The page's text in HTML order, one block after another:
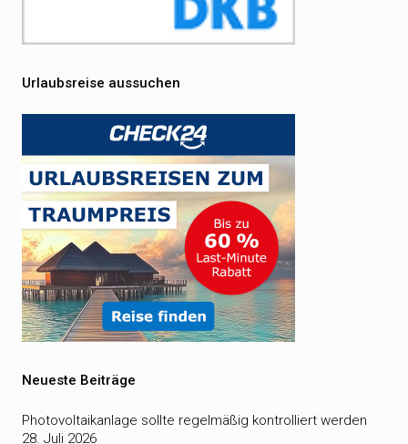
Urlaubsreise aussuchen
Neueste Beiträge
Photovoltaikanlage sollte regelmäßig kontrolliert werden
28. Juli 2026